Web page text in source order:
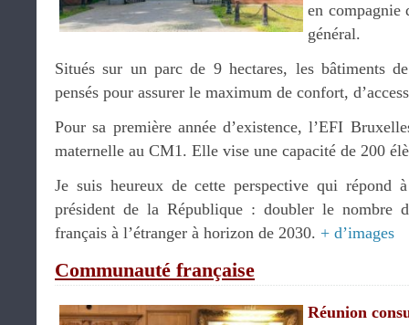
en compagnie
général.
Situés sur un parc de 9 hectares, les bâtiments
pensés pour assurer le maximum de confort,
Pour sa première année d’existence, l’EFI
maternelle au CM1. Elle vise une capacité de 200
Je suis heureux de cette perspective qui répond
président de la République : doubler le nombre
français à l’étranger à horizon de 2030. + d’images
Communauté française
Réunion